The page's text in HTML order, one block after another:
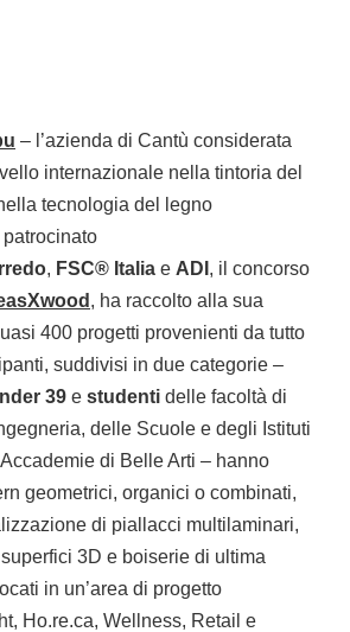
– l’azienda di Cantù considerata
internazionale nella tintoria del
tecnologia del legno
, FSC® Italia e ADI , il concorso
, ha raccolto alla sua
400 progetti provenienti da tutto
suddivisi in due categorie –
39 e studenti delle facoltà di
delle Scuole e degli Istituti
di Belle Arti – hanno
geometrici, organici o combinati,
di piallacci multilaminari,
3D e boiserie di ultima
in un’area di progetto
Ho.re.ca, Wellness, Retail e